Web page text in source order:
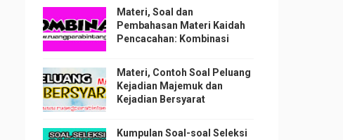
Materi, Soal dan
Pembahasan Materi Kaidah
Pencacahan: Kombinasi
Materi, Contoh Soal Peluang
Kejadian Majemuk dan
Kejadian Bersyarat
Kumpulan Soal-soal Seleksi